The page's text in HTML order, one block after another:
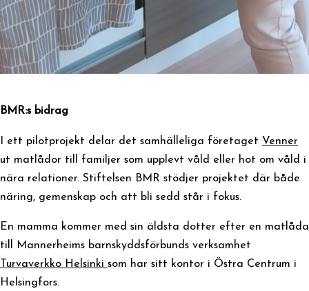
BMR:s bidrag
I ett pilotprojekt delar det samhälleliga företaget Venner
ut matlådor till familjer som upplevt våld eller hot om våld i
nära relationer. Stiftelsen BMR stödjer projektet där både
näring, gemenskap och att bli sedd står i fokus.
En mamma kommer med sin äldsta dotter efter en matlåda
till Mannerheims barnskyddsförbunds verksamhet
Turvaverkko Helsinki som har sitt kontor i Östra Centrum i
Helsingfors.